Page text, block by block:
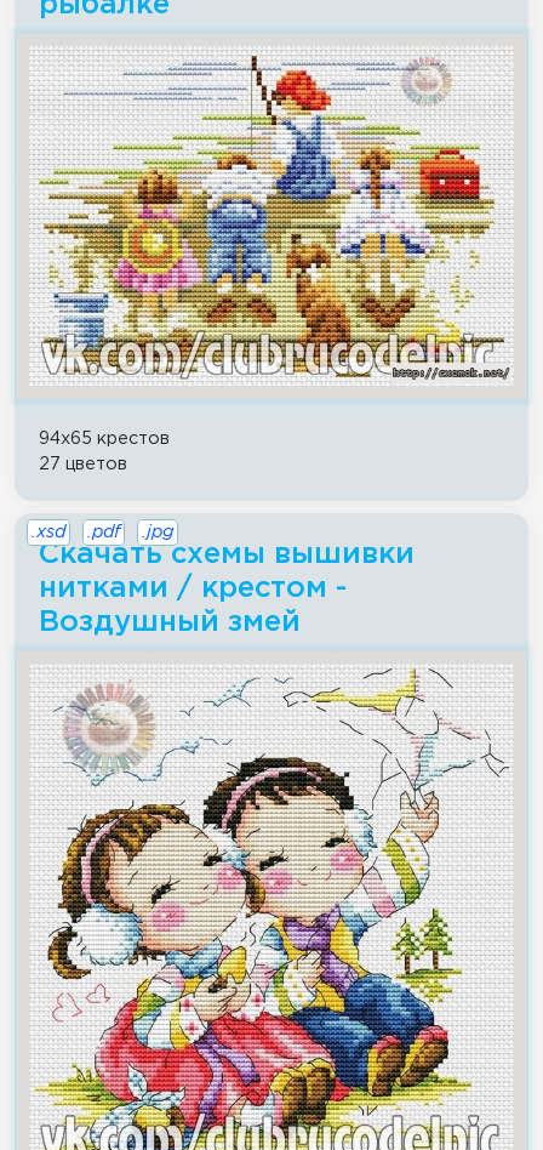
94x65 крестов
27 цветов
Скачать схемы вышивки
нитками / крестом -
Воздушный змей
.xsd .pdf .jpg